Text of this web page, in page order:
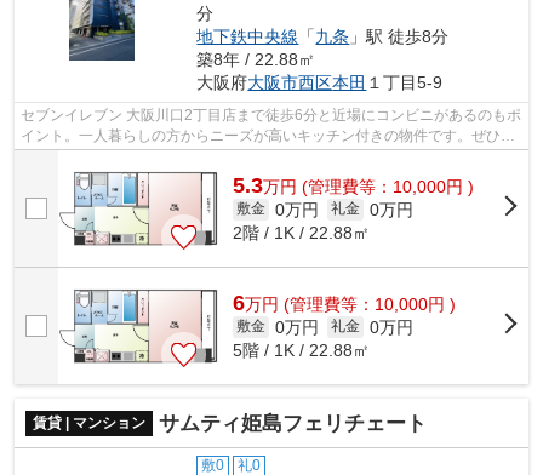
分
地下鉄中央線 「九条 」駅 徒歩8分
築8年 / 22.88㎡
大阪府大阪市西区本田 １丁目5-9
セブンイレブン 大阪川口2丁目店まで徒歩6分と近場にコンビニがあるのもポ
イント。一人暮らしの方からニーズが高いキッチン付きの物件です。ぜひ一
5.3万円 (管理費等：10,000円 )
敷金 0万円 礼金 0万円
2階 / 1K / 22.88㎡
6万円 (管理費等：10,000円 )
敷金 0万円 礼金 0万円
5階 / 1K / 22.88㎡
賃貸 | マンション サムティ姫島フェリチェート
敷0 礼0